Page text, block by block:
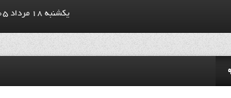
يكشنبه 18 مرداد 1405